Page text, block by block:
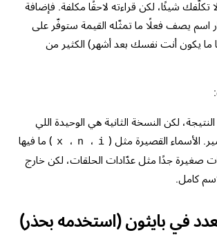
تكلّفك شيئًا، لكن قراءته لاحقًا مكلفة. فإضافة
اسم يصف فعلًا ما تمثّله القيمة ستوفّر على
ما يكون أنت نفسك بعد أشهر) الكثير من
لكن النسخة الثانية هي الوحيدة اللي
الأسماء القصيرة مثل ( i ، n ، x ) ما فيها
صغيرة جدًا مثل عدّادات الحلقات، لكن خارج
كامل.
في بايثون (استخدمه بحذر)